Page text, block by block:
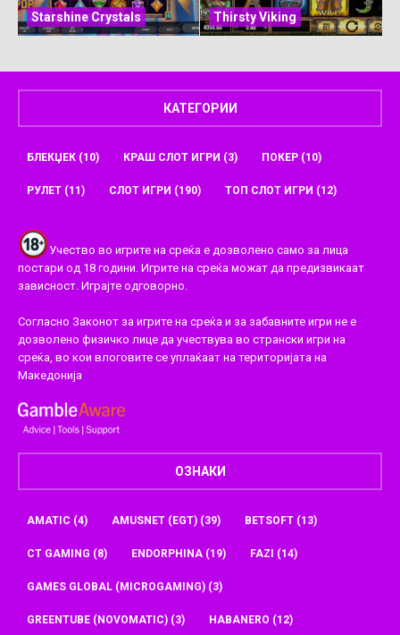
Starshine Crystals Thirsty Viking
КАТЕГОРИИ
БЛЕКЏЕК (10) КРАШ СЛОТ ИГРИ (3) ПОКЕР (10)
РУЛЕТ (11) СЛОТ ИГРИ (190) ТОП СЛОТ ИГРИ (12)
Учество во игрите на среќа е дозволено само за лица
постари од 18 години. Игрите на среќа можат да предизвикаат
зависност. Играјте одговорно.
Согласно Законот за игрите на среќа и за забавните игри не е
дозволено физичко лице да учествува во странски игри на
среќа, во кои влоговите се уплаќаат на територијата на
Македонија
ОЗНАКИ
AMATIC (4) AMUSNET (EGT) (39) BETSOFT (13)
CT GAMING (8) ENDORPHINA (19) FAZI (14)
GAMES GLOBAL (MICROGAMING) (3)
GREENTUBE (NOVOMATIC) (3) HABANERO (12)